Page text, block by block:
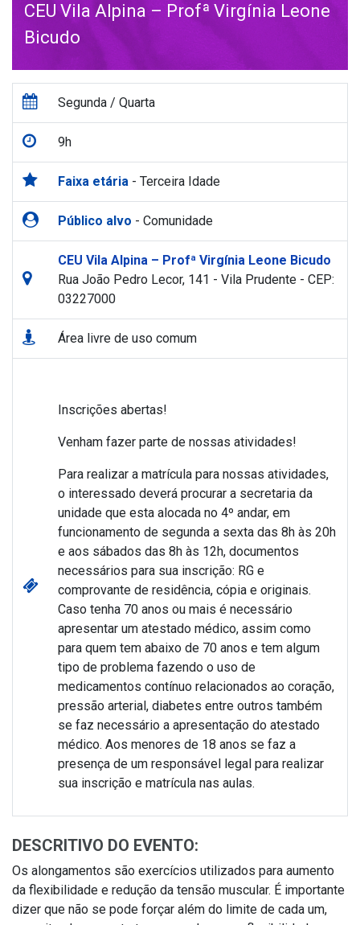
CEU Vila Alpina – Profª Virgínia Leone
Bicudo
Segunda / Quarta
9h
Faixa etária - Terceira Idade
Público alvo - Comunidade
CEU Vila Alpina – Profª Virgínia Leone Bicudo
Rua João Pedro Lecor, 141 - Vila Prudente - CEP:
03227000
Área livre de uso comum
Inscrições abertas!
Venham fazer parte de nossas atividades!
Para realizar a matrícula para nossas atividades,
o interessado deverá procurar a secretaria da
unidade que esta alocada no 4º andar, em
funcionamento de segunda a sexta das 8h às 20h
e aos sábados das 8h às 12h, documentos
necessários para sua inscrição: RG e
comprovante de residência, cópia e originais.
Caso tenha 70 anos ou mais é necessário
apresentar um atestado médico, assim como
para quem tem abaixo de 70 anos e tem algum
tipo de problema fazendo o uso de
medicamentos contínuo relacionados ao coração,
pressão arterial, diabetes entre outros também
se faz necessário a apresentação do atestado
médico. Aos menores de 18 anos se faz a
presença de um responsável legal para realizar
sua inscrição e matrícula nas aulas.
DESCRITIVO DO EVENTO:
Os alongamentos são exercícios utilizados para aumento
da flexibilidade e redução da tensão muscular. É importante
dizer que não se pode forçar além do limite de cada um,